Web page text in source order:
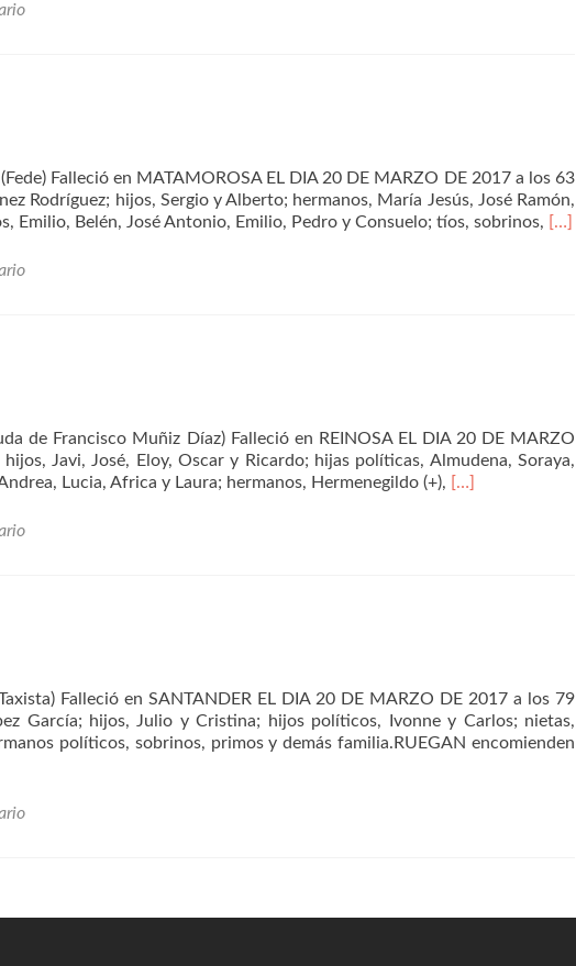
Falleció en MATAMOROSA EL DIA 20 DE MARZO DE 2017 a los 63
Rodríguez; hijos, Sergio y Alberto; hermanos, María Jesús, José Ramón,
Emilio, Belén, José Antonio, Emilio, Pedro y Consuelo; tíos, sobrinos, Leer
[…]
de Francisco Muñiz Díaz) Falleció en REINOSA EL DIA 20 DE MARZO
Javi, José, Eloy, Oscar y Ricardo; hijas políticas, Almudena, Soraya,
Lucia, Africa y Laura; hermanos, Hermenegildo (+), Leer
[…]
Falleció en SANTANDER EL DIA 20 DE MARZO DE 2017 a los 79
García; hijos, Julio y Cristina; hijos políticos, Ivonne y Carlos; nietas,
políticos, sobrinos, primos y demás familia.RUEGAN encomienden